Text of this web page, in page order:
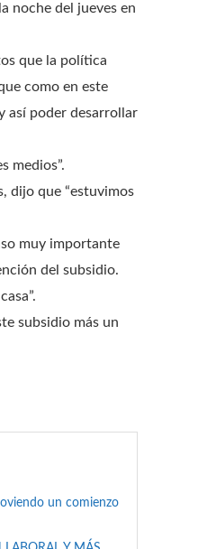
noche del jueves en
que la política
como en este
así poder desarrollar
medios”.
dijo que “estuvimos
muy importante
del subsidio.
subsidio más un
un comienzo